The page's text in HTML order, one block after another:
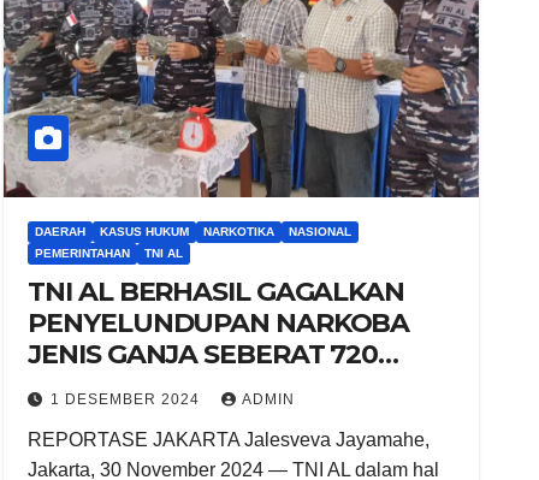
DAERAH KASUS HUKUM NARKOTIKA
NASIONAL
PEMERINTAHAN
TNI AL
TNI AL BERHASIL GAGALKAN
PENYELUNDUPAN NARKOBA
JENIS GANJA SEBERAT 720
GRAM DI PELABUHAN
JAYAPURA
1 DESEMBER 2024 ADMIN
REPORTASE JAKARTA Jalesveva Jayamahe,
Jakarta, 30 November 2024 — TNI AL dalam hal